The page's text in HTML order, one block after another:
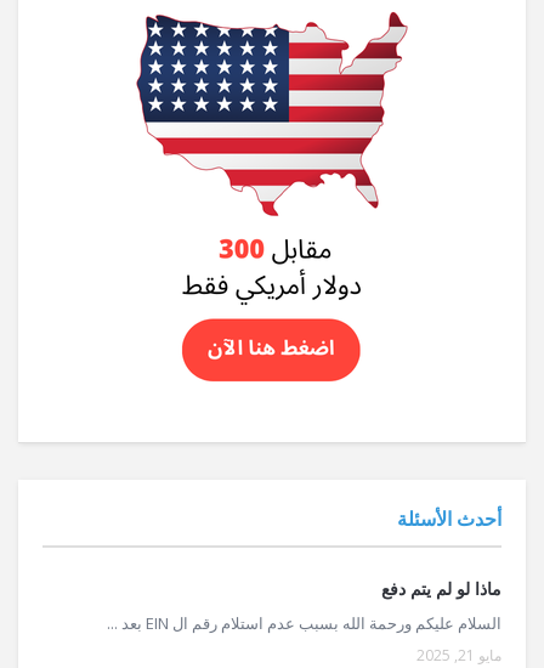
أحدث الأسئلة
ماذا لو لم يتم دفع
السلام عليكم ورحمة الله بسبب عدم استلام رقم ال EIN بعد ...
مايو 21, 2025